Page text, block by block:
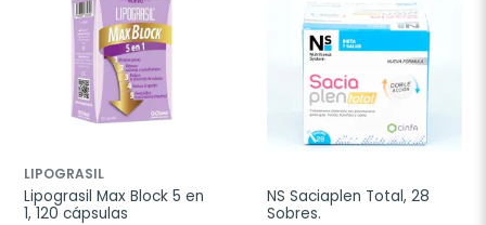
LIPOGRASIL
Lipograsil Max Block 5 en
1, 120 cápsulas
NS Saciaplen Total, 28
Sobres.